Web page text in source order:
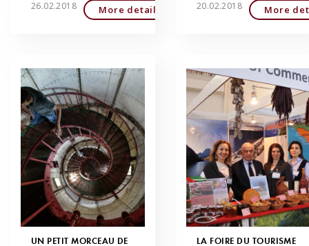
26.02.2018 More detailed 20.02.2018 More
UN PETIT MORCEAU DE LA FOIRE DU TOURISME